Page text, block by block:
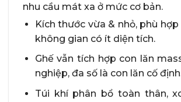
nhu cầu mát xa ở mức cơ bản.
Kích thước vừa & nhỏ, phù
không gian có ít diện tích.
Ghế vẫn tích hợp con lăn
nghiệp, đa số là con lăn cố
Túi khí phân bổ toàn thân,